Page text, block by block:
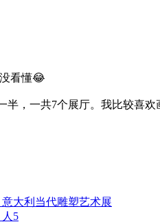
看懂😂
半，一共7个展厅。我比较喜
大利当代雕塑艺术展
5